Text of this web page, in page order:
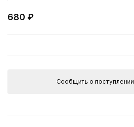
680 ₽
Сообщить о поступлении